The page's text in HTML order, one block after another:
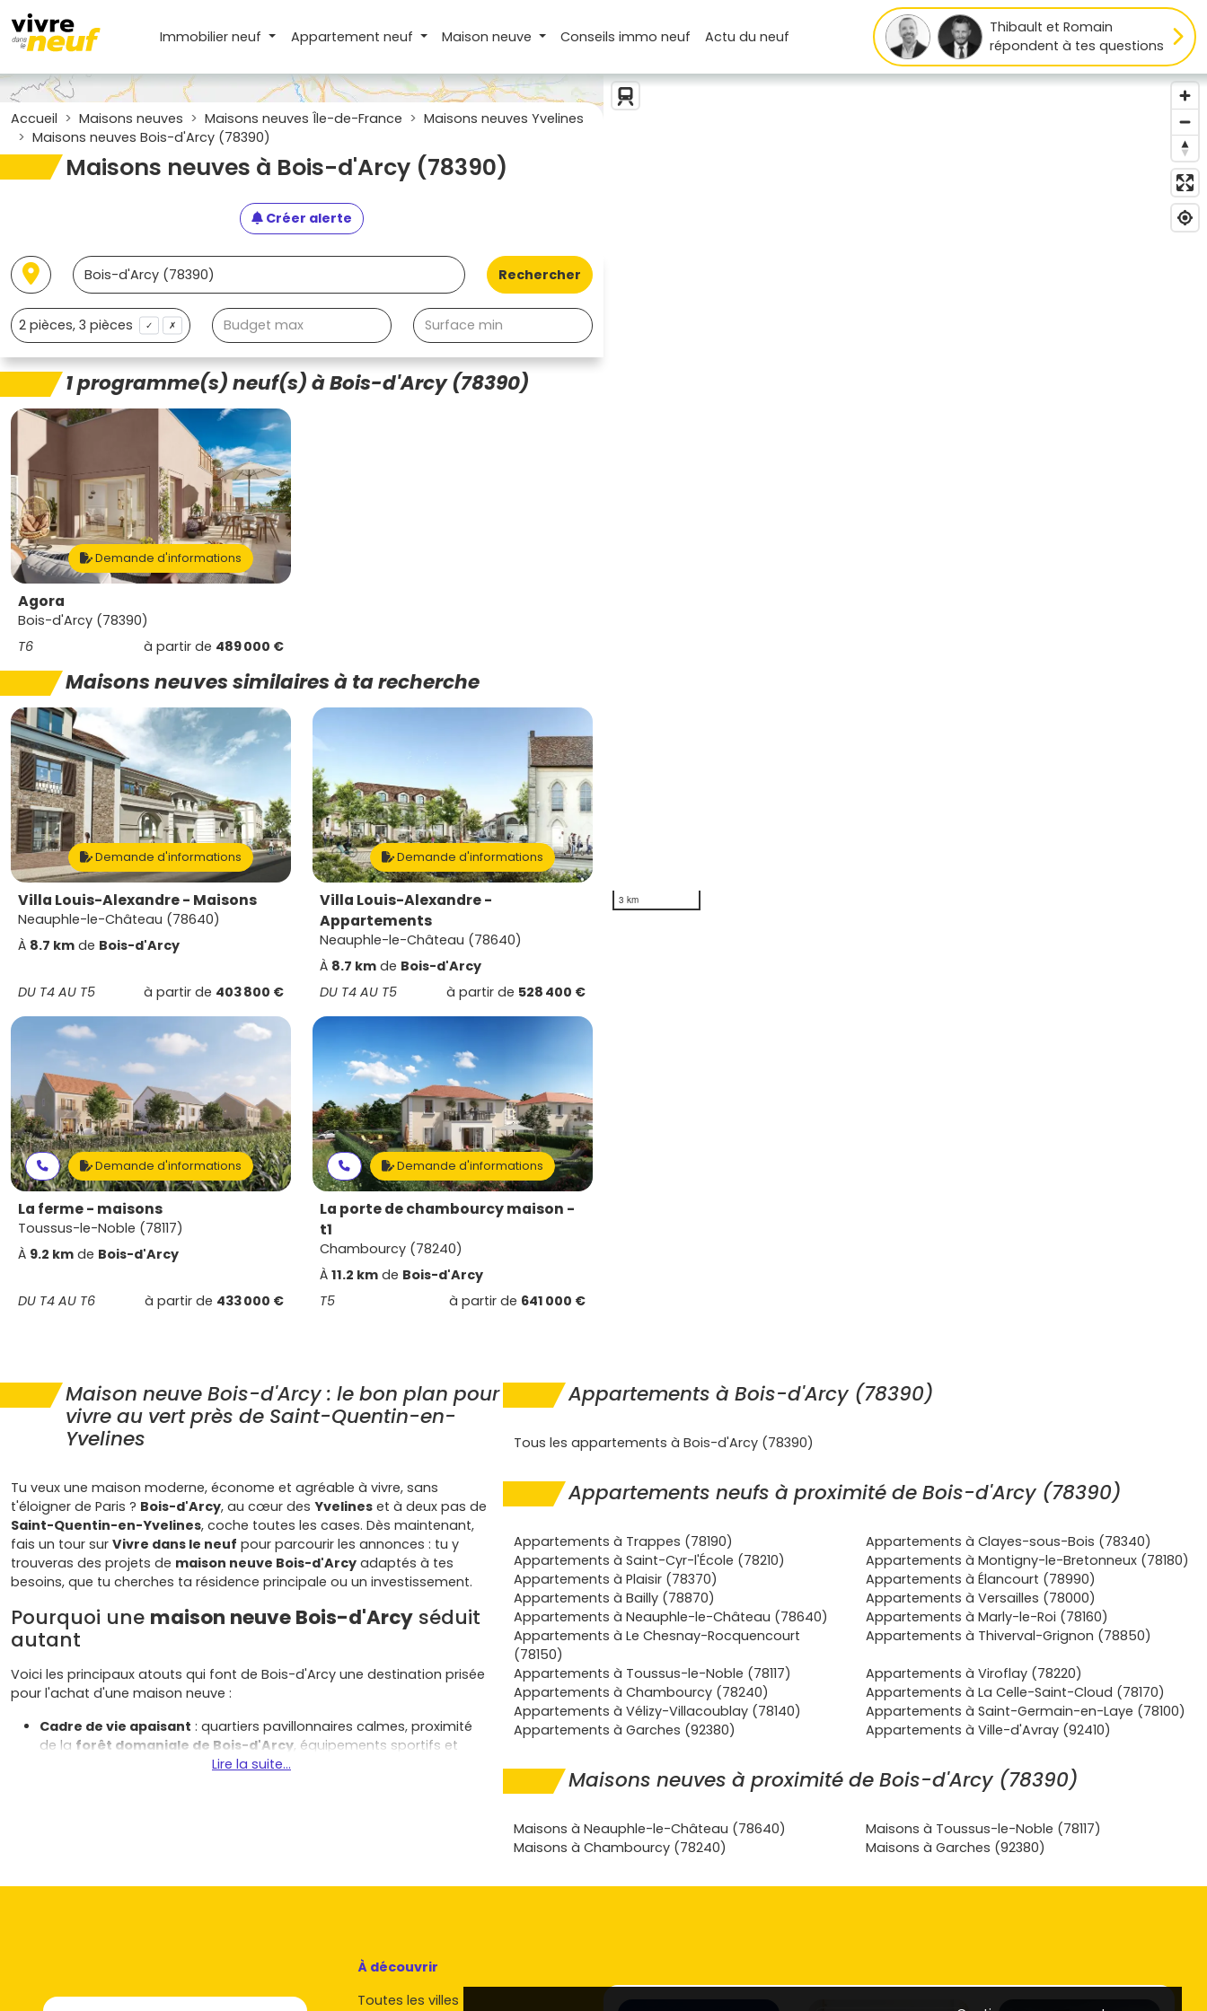
Immobilier neuf Appartement neuf Maison neuve Conseilsimmo neuf Actudu neuf
Thibault et Romain
répondent à tes questions
Accueil Maisons neuves Maisons neuves Île-de-France
Maisons neuves Yvelines
Maisons neuves Bois-d'Arcy (78390)
Maisons neuves à Bois-d'Arcy (78390)
Créer alerte
Rechercher
✓ ✗
1 programme(s) neuf(s) à Bois-d'Arcy (78390)
Demande d'informations
Agora
Bois-d'Arcy (78390)
T6
à partir de 489 000 €
Maisons neuves similaires à ta recherche
Demande d'informations
Villa Louis-Alexandre - Maisons
Neauphle-le-Château (78640)
À 8.7 km de Bois-d'Arcy
DU T4 AU T5 à partir de 403 800 €
Demande d'informations
Villa Louis-Alexandre -
Appartements
Neauphle-le-Château (78640)
À 8.7 km de Bois-d'Arcy
DU T4 AU T5
à partir de 528 400 €
Demande d'informations
La ferme - maisons
Toussus-le-Noble (78117)
À 9.2 km de Bois-d'Arcy
DU T4 AU T6 à partir de 433 000 €
Demande d'informations
La porte de chambourcy maison -
t1
Chambourcy (78240)
À 11.2 km de Bois-d'Arcy
T5
à partir de 641 000 €
3 km
Maison neuve Bois-d'Arcy : le bon plan pour
vivre au vert près de Saint-Quentin-en-
Yvelines
Tu veux une maison moderne, économe et agréable à vivre, sans
t'éloigner de Paris ? Bois-d'Arcy, au cœur des Yvelines et à deux pas de
Saint-Quentin-en-Yvelines, coche toutes les cases. Dès maintenant,
fais un tour sur Vivre dans le neuf pour parcourir les annonces : tu y
trouveras des projets de maison neuve Bois-d'Arcy adaptés à tes
besoins, que tu cherches ta résidence principale ou un investissement.
Pourquoi une maison neuve Bois-d'Arcy séduit
autant
Voici les principaux atouts qui font de Bois-d'Arcy une destination prisée
pour l'achat d'une maison neuve :
Cadre de vie apaisant : quartiers pavillonnaires calmes, proximité
de la forêt domaniale de Bois-d'Arcy, équipements sportifs et
culturels, tout en restant connecté aux bassins d'emplois de
, c'est profiter d'un cadre
familial, d'un marché pérenne et d'un bien prêt à vivre.
Lire la suite...
Appartements à Bois-d'Arcy (78390)
Tous les appartements à Bois-d'Arcy (78390)
Appartements neufs à proximité de Bois-d'Arcy (78390)
Appartements à Trappes (78190)
Appartements à Clayes-sous-Bois (78340)
Appartements à Saint-Cyr-l'École (78210)
Appartements à Montigny-le-Bretonneux (78180)
Appartements à Plaisir (78370)
Appartements à Élancourt (78990)
Appartements à Bailly (78870)
Appartements à Versailles (78000)
Appartements à Neauphle-le-Château (78640)
Appartements à Marly-le-Roi (78160)
Appartements à Le Chesnay-Rocquencourt
(78150)
Appartements à Thiverval-Grignon (78850)
Appartements à Toussus-le-Noble (78117)
Appartements à Viroflay (78220)
Appartements à Chambourcy (78240)
Appartements à La Celle-Saint-Cloud (78170)
Appartements à Vélizy-Villacoublay (78140)
Appartements à Saint-Germain-en-Laye (78100)
Appartements à Garches (92380)
Appartements à Ville-d'Avray (92410)
Maisons neuves à proximité de Bois-d'Arcy (78390)
Maisons à Neauphle-le-Château (78640)
Maisons à Toussus-le-Noble (78117)
Maisons à Chambourcy (78240)
Maisons à Garches (92380)
À découvrir
Toutes les villes